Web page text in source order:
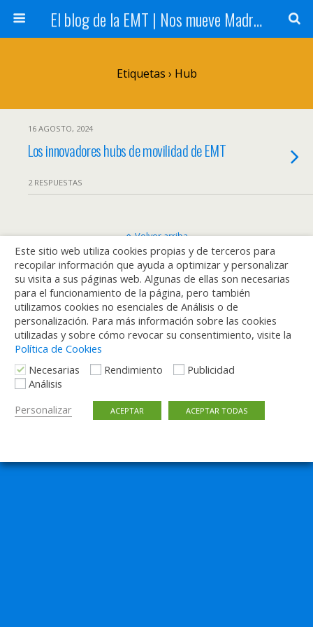
El blog de la EMT | Nos mueve Madrid
Etiquetas › Hub
16 AGOSTO, 2024
Los innovadores hubs de movilidad de EMT
2 RESPUESTAS
Volver arriba
Móvil Escritorio
Este sitio web utiliza cookies propias y de terceros para
recopilar información que ayuda a optimizar y personalizar
su visita a sus páginas web. Algunas de ellas son necesarias
para el funcionamiento de la página, pero también
utilizamos cookies no esenciales de Análisis o de
personalización. Para más información sobre las cookies
utilizadas y sobre cómo revocar su consentimiento, visite la
Política de Cookies
Necesarias
Rendimiento
Publicidad
Análisis
Personalizar
ACEPTAR ACEPTAR TODAS